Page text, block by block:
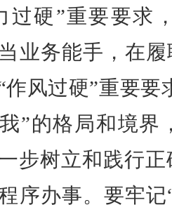
过硬”重要要求
业务能手，在
作风过硬”重要要
”的格局和境界
步树立和践行
序办事。要牢